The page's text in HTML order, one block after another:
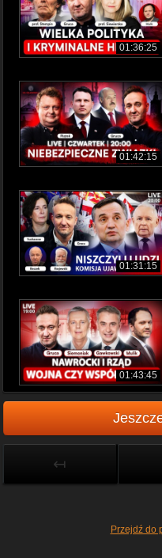
01:36:25
01:42:15
01:31:15
01:43:45
↤
Przejdź do